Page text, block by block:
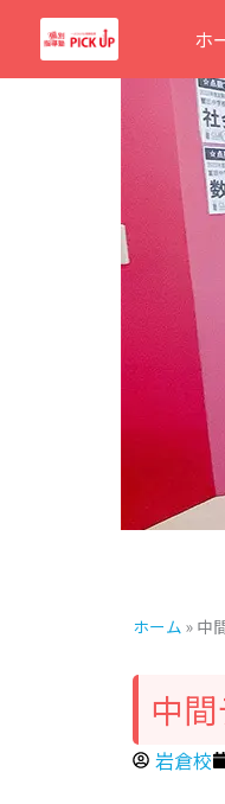
を
ホ
ホーム » 中
中
岩倉校